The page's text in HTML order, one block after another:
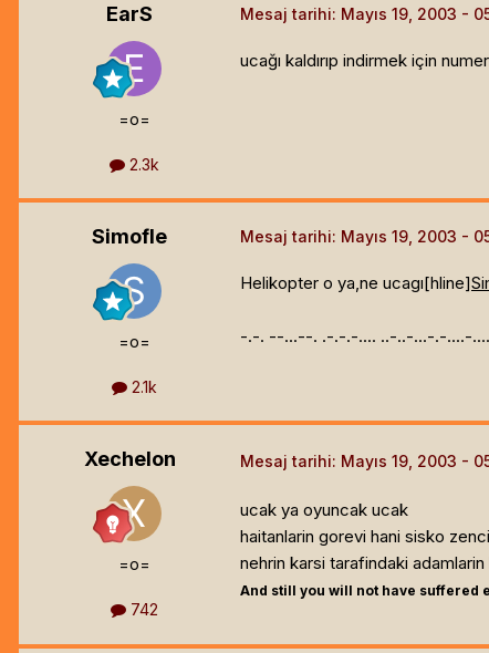
EarS
=o=
2.3k
Mesaj tarihi: Mayıs 19, 2003
ucağı kaldırıp indirmek için
Simofle
=o=
2.1k
Mesaj tarihi: Mayıs 19, 2003
Helikopter o ya,ne ucagı[hline]
-.-. --...--. .-.-.-.... ..-..-...-.-....-
Xechelon
=o=
742
Mesaj tarihi: Mayıs 19, 2003
ucak ya oyuncak ucak
haitanlarin gorevi hani sisko
nehrin karsi tarafindaki
And still you will not have suffered